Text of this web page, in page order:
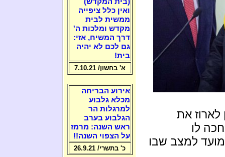
לארוז את
לו
למצב שבו
ואין כלל ציפייה
ממשית לבית
מקדש ומלכות ה'
דרך המשיח, אזי:
גם לכם לא יהיה
בית!
א' בחשון/ 7.10.21
אירוע הבריחה
מכלא גלבוע
למרגלות הר
הגלבוע בערב
ראש השנה: מרמז
על הצפוי השנה!!
כ' בתשרי/ 26.9.21